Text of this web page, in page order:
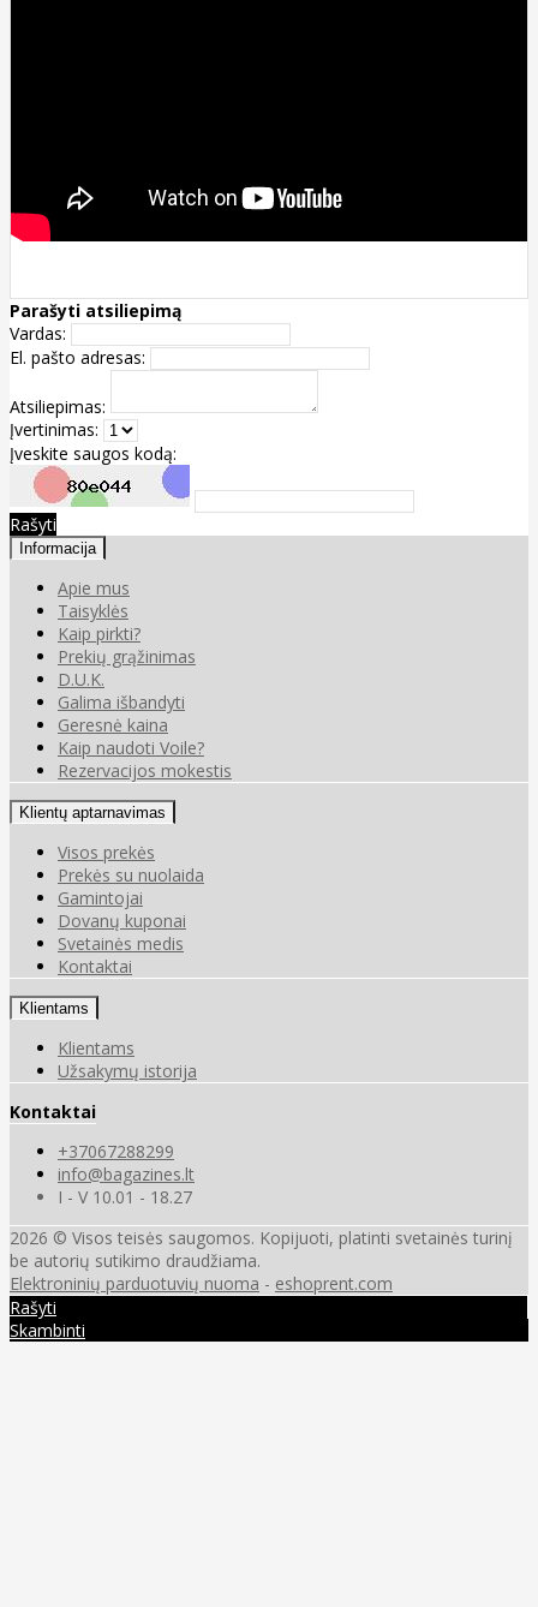
Parašyti atsiliepimą
Vardas:
El. pašto adresas:
Atsiliepimas:
Įvertinimas:
Įveskite saugos kodą:
Rašyti
Informacija
Apie mus
Taisyklės
Kaip pirkti?
Prekių grąžinimas
D.U.K.
Galima išbandyti
Geresnė kaina
Kaip naudoti Voile?
Rezervacijos mokestis
Klientų aptarnavimas
Visos prekės
Prekės su nuolaida
Gamintojai
Dovanų kuponai
Svetainės medis
Kontaktai
Klientams
Klientams
Užsakymų istorija
Kontaktai
+37067288299
info@bagazines.lt
I - V 10.01 - 18.27
2026 © Visos teisės saugomos. Kopijuoti, platinti svetainės turinį
be autorių sutikimo draudžiama.
Elektroninių parduotuvių nuoma - eshoprent.com
Rašyti
Skambinti